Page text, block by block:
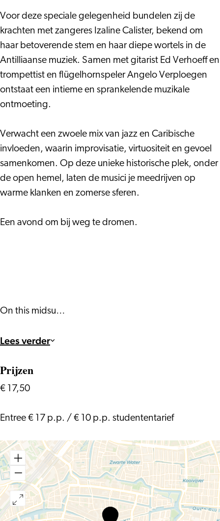
Voor deze speciale gelegenheid bundelen zij de
krachten met zangeres Izaline Calister, bekend om
haar betoverende stem en haar diepe wortels in de
Antilliaanse muziek. Samen met gitarist Ed Verhoeff en
trompettist en flügelhornspeler Angelo Verploegen
ontstaat een intieme en sprankelende muzikale
ontmoeting.
Verwacht een zwoele mix van jazz en Caribische
invloeden, waarin improvisatie, virtuositeit en gevoel
samenkomen. Op deze unieke historische plek, onder
de open hemel, laten de musici je meedrijven op
warme klanken en zomerse sferen.
Een avond om bij weg te dromen.
On this midsu…
Lees verder
Prijzen
€ 17,50
Entree € 17 p.p. / € 10 p.p. studententarief
Hot
House